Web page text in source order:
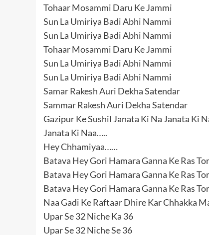
Tohaar Mosammi Daru Ke Jammi
Sun La Umiriya Badi Abhi Nammi
Sun La Umiriya Badi Abhi Nammi
Tohaar Mosammi Daru Ke Jammi
Sun La Umiriya Badi Abhi Nammi
Sun La Umiriya Badi Abhi Nammi
Samar Rakesh Auri Dekha Satendar
Sammar Rakesh Auri Dekha Satendar
Gazipur Ke Sushil Janata Ki Na Janata Ki
Janata Ki Naa…..
Hey Chhamiyaa……
Batava Hey Gori Hamara Ganna Ke Ras
Batava Hey Gori Hamara Ganna Ke Ras
Batava Hey Gori Hamara Ganna Ke Ras
Naa Gadi Ke Raftaar Dhire Kar Chhakka
Upar Se 32 Niche Ka 36
Upar Se 32 Niche Se 36